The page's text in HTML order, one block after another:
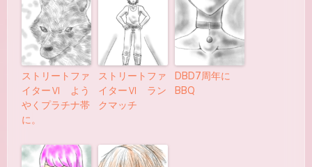
ストリートファ
イターⅥ よう
やくプラチナ帯
に。
ストリートファ
イターⅥ ラン
クマッチ
DBD7周年に
BBQ